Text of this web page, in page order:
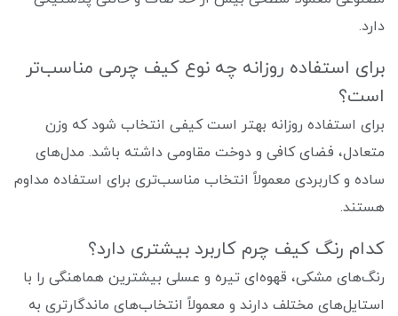
دارد.
برای استفاده روزانه چه نوع کیف چرمی مناسب‌تر
است؟
برای استفاده روزانه بهتر است کیفی انتخاب شود که وزن
متعادل، فضای کافی و دوخت مقاومی داشته باشد. مدل‌های
ساده و کاربردی معمولاً انتخاب مناسب‌تری برای استفاده مداوم
هستند.
کدام رنگ کیف چرم کاربرد بیشتری دارد؟
رنگ‌های مشکی، قهوه‌ای تیره و عسلی بیشترین هماهنگی را با
استایل‌های مختلف دارند و معمولاً انتخاب‌های ماندگارتری به